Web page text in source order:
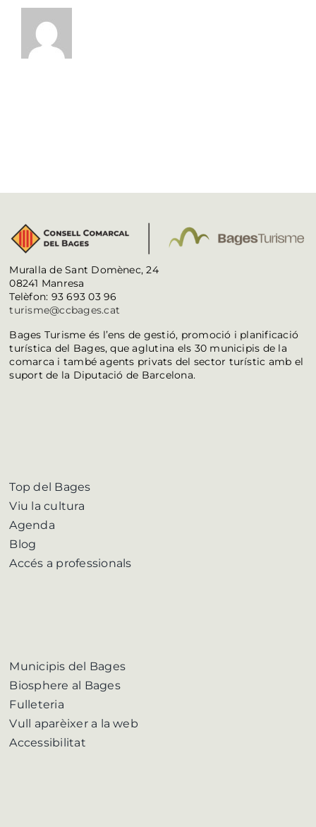
Muralla de Sant Domènec, 24
08241 Manresa
Telèfon: 93 693 03 96
turisme@ccbages.cat
Bages Turisme és l’ens de gestió, promoció i planificació
turística del Bages, que aglutina els 30 municipis de la
comarca i també agents privats del sector turístic amb el
suport de la Diputació de Barcelona.
Top del Bages
Viu la cultura
Agenda
Blog
Accés a professionals
Municipis del Bages
Biosphere al Bages
Fulleteria
Vull aparèixer a la web
Accessibilitat